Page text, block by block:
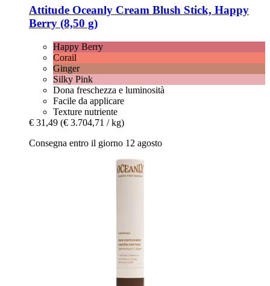
Attitude Oceanly Cream Blush Stick, Happy
Berry (8,50 g)
Happy Berry
Corail
Ginger
Silky Pink
Dona freschezza e luminosità
Facile da applicare
Texture nutriente
€ 31,49 (€ 3.704,71 / kg)
Consegna entro il giorno 12 agosto